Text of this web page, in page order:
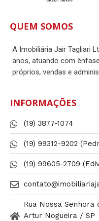
QUEM SOMOS
A Imobiliária Jair Tagliari
anos, atuando com
próprios, vendas e
INFORMAÇÕES
(19) 3877-1074
(19) 99312-9202
(19) 99605-2709
Rua Nossa Senhora
Artur Nogueira / SP